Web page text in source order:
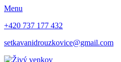
Menu
+420 737 177 432
setkavanidrouzkovice@gmail.com